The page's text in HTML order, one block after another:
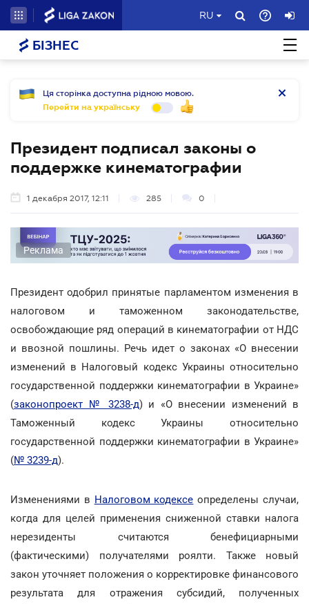
RU
БІЗНЕС
Ця сторінка доступна рідною мовою.
Перейти на українську
Президент подписал законы о
поддержке кинематографии
1 декабря 2017, 12:11 285 0
Реклама
Президент одобрил принятые парламентом изменения в
налоговом и таможенном законодательстве,
освобождающие ряд операций в кинематографии от НДС
и ввозной пошлины. Речь идет о законах «О внесении
изменений в Налоговый кодекс Украины относительно
государственной поддержки кинематографии в Украине»
(законопроект № 3238-д) и «О внесении изменений в
Таможенный кодекс Украины относительно
государственной поддержки кинематографии в Украине»
(№ 3239-д).
Изменениями в Налоговом кодексе определены случаи,
когда для целей применения сниженной ставки налога
нерезиденты считаются бенефициарными
(фактическими) получателями роялти. Также новый
закон уточняет положения о корректировке финансового
результата для отражения субсидий, полученных